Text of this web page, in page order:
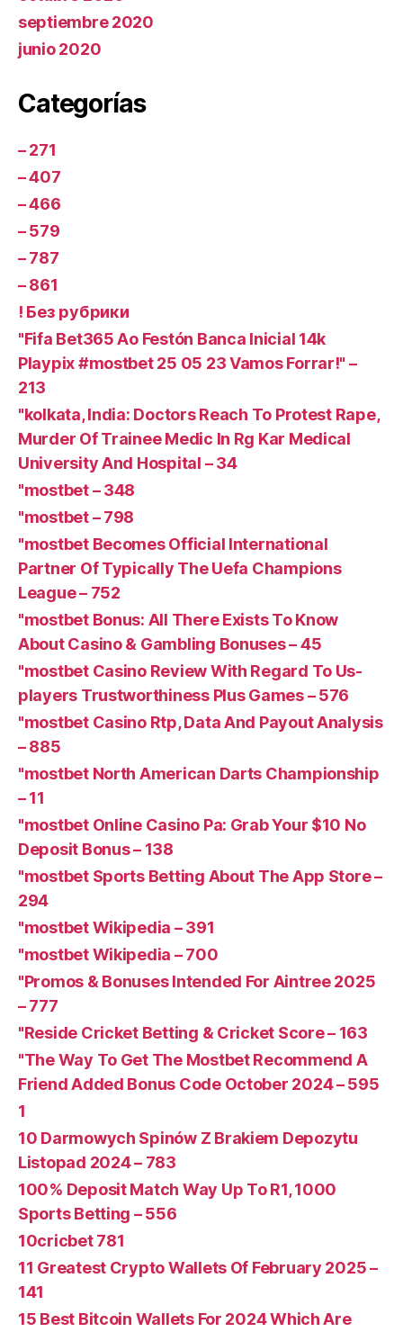
septiembre 2020
junio 2020
Categorías
– 271
– 407
– 466
– 579
– 787
– 861
! Без рубрики
"Fifa Bet365 Ao Festón Banca Inicial 14k
Playpix #mostbet 25 05 23 Vamos Forrar!" –
213
"kolkata, India: Doctors Reach To Protest Rape,
Murder Of Trainee Medic In Rg Kar Medical
University And Hospital – 34
"mostbet – 348
"mostbet – 798
"mostbet Becomes Official International
Partner Of Typically The Uefa Champions
League – 752
"mostbet Bonus: All There Exists To Know
About Casino & Gambling Bonuses – 45
"mostbet Casino Review With Regard To Us-
players Trustworthiness Plus Games – 576
"mostbet Casino Rtp, Data And Payout Analysis
– 885
"mostbet North American Darts Championship
– 11
"mostbet Online Casino Pa: Grab Your $10 No
Deposit Bonus – 138
"‎mostbet Sports Betting About The App Store –
294
"mostbet Wikipedia – 391
"mostbet Wikipedia – 700
"Promos & Bonuses Intended For Aintree 2025
– 777
"Reside Cricket Betting & Cricket Score – 163
"The Way To Get The Mostbet Recommend A
Friend Added Bonus Code October 2024 – 595
1
10 Darmowych Spinów Z Brakiem Depozytu ️
Listopad 2024 – 783
100% Deposit Match Way Up To R1, 1000
Sports Betting – 556
10cricbet 781
11 Greatest Crypto Wallets Of February 2025 –
141
15 Best Bitcoin Wallets For 2024 Which Are